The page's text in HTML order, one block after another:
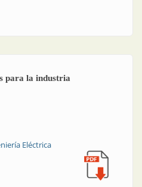
fabricación para media y alta tensión
para la industria
Eléctrica